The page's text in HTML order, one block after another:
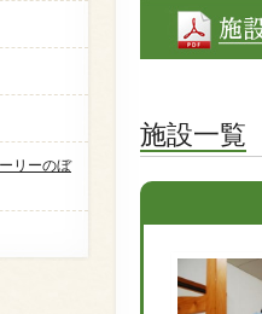
施設一覧
リーのぼ